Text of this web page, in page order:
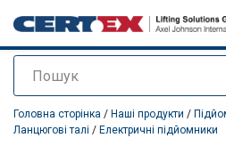
Пошук
added to your quote
Головна сторінка / Наші продукти /
Ланцюгові талі / Електричні підйомники